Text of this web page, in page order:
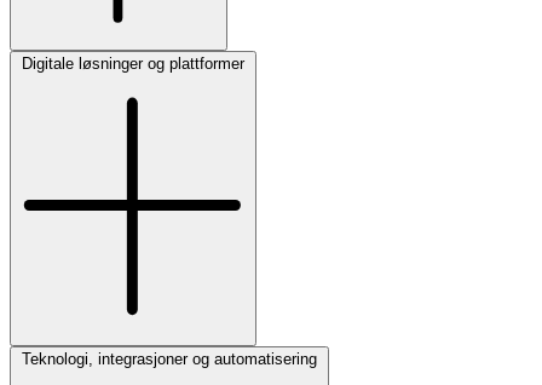
Digitale løsninger og plattformer
Teknologi, integrasjoner og automatisering